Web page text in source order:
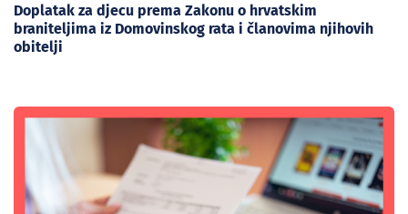
Doplatak za djecu prema Zakonu o hrvatskim
braniteljima iz Domovinskog rata i članovima njihovih
obitelji